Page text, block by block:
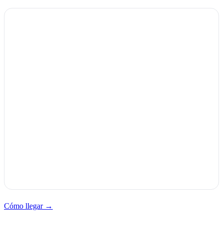
Cómo llegar →